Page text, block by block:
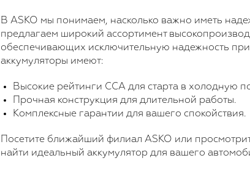
В ASKO мы понимаем, насколько важно иметь
предлагаем широкий ассортимент
обеспечивающих исключительную надежность
аккумуляторы имеют:
Высокие рейтинги CCA для старта в холодную
Прочная конструкция для длительной работы.
Комплексные гарантии для вашего спокойствия.
Посетите ближайший филиал ASKO или
найти идеальный аккумулятор для вашего